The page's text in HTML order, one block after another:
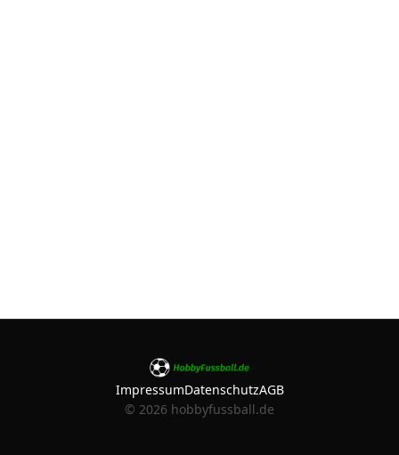
ImpressumDatenschutzAGB
© 2026 hobbyfussball.de